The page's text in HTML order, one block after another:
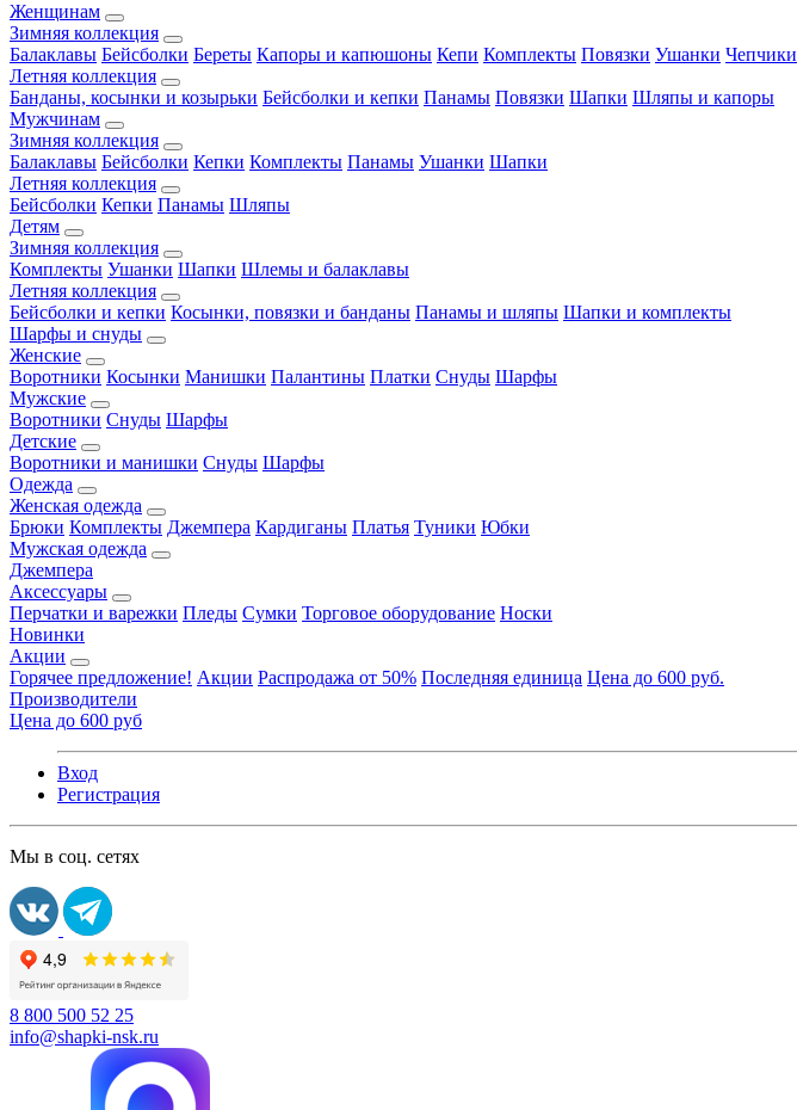
Женщинам
Зимняя коллекция
Балаклавы Бейсболки Береты Капоры и капюшоны Кепи Комплекты Повязки Ушанки Чепчики
Летняя коллекция
Банданы, косынки и козырьки Бейсболки и кепки Панамы Повязки Шапки Шляпы и капоры
Мужчинам
Зимняя коллекция
Балаклавы Бейсболки Кепки Комплекты Панамы Ушанки Шапки
Летняя коллекция
Бейсболки Кепки Панамы Шляпы
Детям
Зимняя коллекция
Комплекты Ушанки Шапки Шлемы и балаклавы
Летняя коллекция
Бейсболки и кепки Косынки, повязки и банданы Панамы и шляпы Шапки и комплекты
Шарфы и снуды
Женские
Воротники Косынки Манишки Палантины Платки Снуды Шарфы
Мужские
Воротники Снуды Шарфы
Детские
Воротники и манишки Снуды Шарфы
Одежда
Женская одежда
Брюки Комплекты Джемпера Кардиганы Платья Туники Юбки
Мужская одежда
Джемпера
Аксессуары
Перчатки и варежки Пледы Сумки Торговое оборудование Носки
Новинки
Акции
Горячее предложение! Акции Распродажа от 50% Последняя единица Цена до 600 руб.
Производители
Цена до 600 руб
Вход
Регистрация
Мы в соц. сетях
8 800 500 52 25
info@shapki-nsk.ru